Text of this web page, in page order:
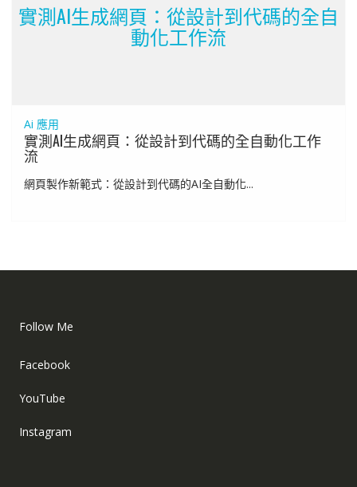
實測AI生成網頁：從設計到代碼的全自
動化工作流
Ai 應用
實測AI生成網頁：從設計到代碼的全自動化工作
流
網頁製作新範式：從設計到代碼的AI全自動化...
Follow Me
Facebook
YouTube
Instagram